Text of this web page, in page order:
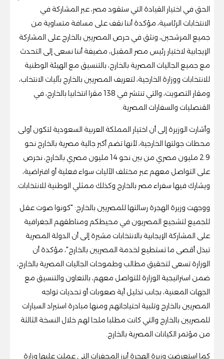
الحق في اختيار القيادة التي ستقود مصر، عبر المشاركة في
الانتخابات الرئاسية، مؤكدة أننا نقف على مسافة متساوية من
جميع المرشحين، ونثق في حرص المصريين بالخارج على المشاركة
الإيجابية لاختيار رئيس مصر المقبل، مضيفة أننا نسعى إلى التحدث
مع جميع الجاليات المصرية بالخارج، بالتنسيق مع الهيئة الوطنية
للانتخابات ووزارة الخارجية، لتعريف المصريين بالخارج بآليات الانتخاب،
ومقار التصويت، والتي تنتشر في 138 مقرا انتخابيا بالخارج، في
القنصليات والسفارات المصرية.
وأشارت الوزيرة إلى أن اختيار المملكة العربية السعودية لتكون أولى
محطات جولتها الخارجية، لأنها تضم أكبر جالية مصرية بالخارج نحو
2.9 مليون مصري من بين نحو 14 مليون مصري بالخارج، نحرص
على التواصل معهم عبر مختلف الآليات سواء فعلية أو افتراضية،
ويشارك فيها سفراء مصر بالخارج وكذلك ممثلي الوطنية للانتخابات.
ووجهت وزيرة الهجرة رسالتها للمصريين بالخارج: "كونوا صوت عقل
للجميع لتشجيع المصريون في محيطكم ومناطقهم الجغرافية
على المشاركة الإيجابية بالانتخابات مشيرة إلى أن الدولة المصرية
تبذل أقصى ما تستطيع لخدمة المصريين بالخارج"، مؤكدة أن
الوزارة تسعى لتحقيق مطالب وطموحات الجاليات المصرية بالخارج،
ضمن استراتيجية الوزارة للتواصل معهم، بالتعاون والتنسيق مع
الجهات المعنية، بجانب تذليل أية صعوبات أو تحديات تواجه
المصريين بالخارج وتلبية احتياجاتهم ومنها مبادرة استيراد السيارات
للمصريين بالخارج والتي كانت مطلبا ملحا لهم خلال النسخة الثالثة
من مؤتمر الكيانات المصرية بالخارج.
كما استعرضت وزيرة الهجرة أبرز المحفزات التي عملت عليها وزارة